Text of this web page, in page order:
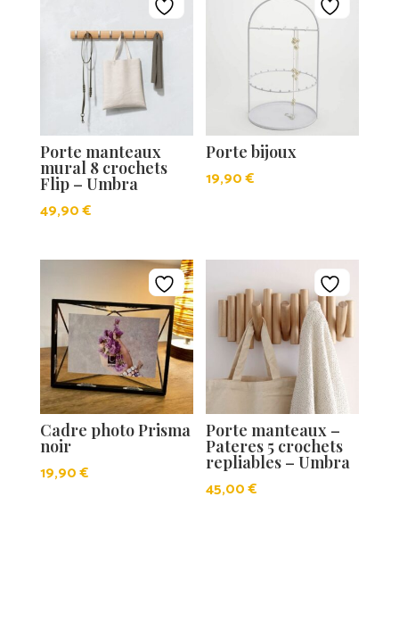
Porte manteaux
mural 8 crochets
Flip – Umbra
49,90€
Porte bijoux
19,90€
Cadre photo Prisma
noir
19,90€
Porte manteaux –
Pateres 5 crochets
repliables – Umbra
45,00€